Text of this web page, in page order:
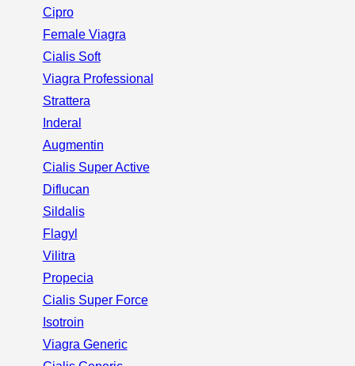
Cipro
Female Viagra
Cialis Soft
Viagra Professional
Strattera
Inderal
Augmentin
Cialis Super Active
Diflucan
Sildalis
Flagyl
Vilitra
Propecia
Cialis Super Force
Isotroin
Viagra Generic